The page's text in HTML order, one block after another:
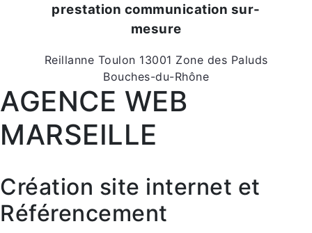
prestation communication sur-
mesure
Reillanne Toulon 13001 Zone des Paluds
Bouches-du-Rhône
AGENCE WEB
MARSEILLE
Création site internet et
Référencement